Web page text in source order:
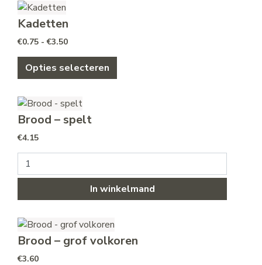
Kadetten
€0.75 - €3.50Prijsklasse: €0.75 tot €3.50
Opties selecteren
Brood – spelt
€4.15
Brood - spelt aantal
In winkelmand
Brood – grof volkoren
€3.60